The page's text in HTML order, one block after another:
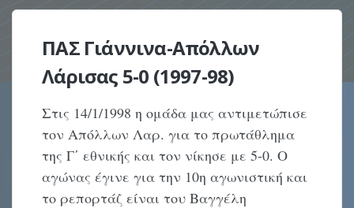
ΠΑΣ Γιάννινα-Απόλλων
Λάρισας 5-0 (1997-98)
Στις 14/1/1998 η ομάδα μας αντιμετώπισε
τον Απόλλων Λαρ. για το πρωτάθλημα
της Γ΄ εθνικής και τον νίκησε με 5-0. Ο
αγώνας έγινε για την 10η αγωνιστική και
το ρεπορτάζ είναι του Βαγγέλη